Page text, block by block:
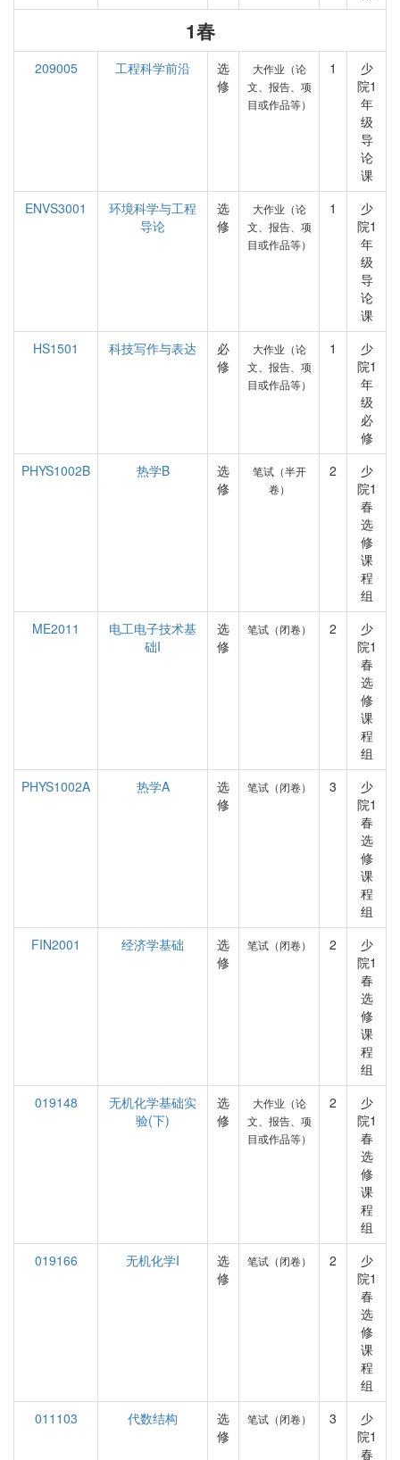
1春
209005 工程科学前沿
选
修
大作业（论
文、报告、项
目或作品等）
1
少
院1
年
级
导
论
课
ENVS3001
环境科学与工程
导论
选
修
大作业（论
文、报告、项
目或作品等）
1
少
院1
年
级
导
论
课
HS1501
科技写作与表达
必
修
大作业（论
文、报告、项
目或作品等）
1
少
院1
年
级
必
修
PHYS1002B
热学B
选
修
笔试（半开
卷）
2
少
院1
春
选
修
课
程
组
ME2011
电工电子技术基
础I
选
修
笔试（闭卷） 2
少
院1
春
选
修
课
程
组
PHYS1002A
热学A
选
修
笔试（闭卷） 3
少
院1
春
选
修
课
程
组
FIN2001
经济学基础
选
修
笔试（闭卷） 2
少
院1
春
选
修
课
程
组
019148
无机化学基础实
验(下)
选
修
大作业（论
文、报告、项
目或作品等）
2
少
院1
春
选
修
课
程
组
019166
无机化学I
选
修
笔试（闭卷） 2
少
院1
春
选
修
课
程
组
011103
代数结构
选
修
笔试（闭卷） 3
少
院1
春